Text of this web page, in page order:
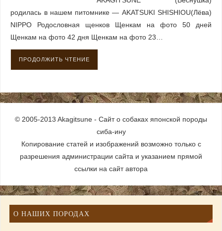
родилась в нашем питомнике — AKATSUKI SHISHIOU(Лёва)
NIPPO Родословная щенков Щенкам на фото 50 дней
Щенкам на фото 42 дня Щенкам на фото 23…
ПРОДОЛЖИТЬ ЧТЕНИЕ
© 2005-2013 Akagitsune - Сайт о собаках японской породы
сиба-ину
Копирование статей и изображений возможно только с
разрешения администрации сайта и указанием прямой
ссылки на сайт автора
О НАШИХ ПОРОДАХ